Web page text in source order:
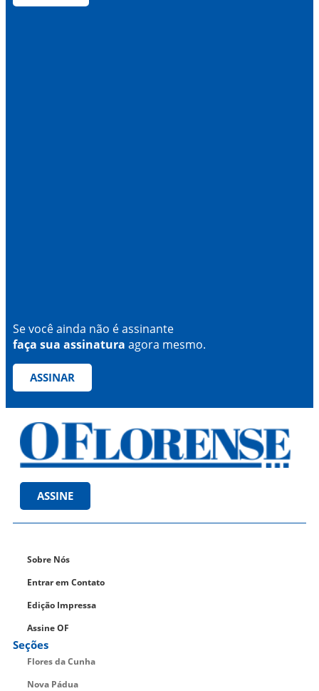
Se você ainda não é assinante
faça sua assinatura agora mesmo.
ASSINAR
ASSINE
Sobre Nós
Entrar em Contato
Edição Impressa
Assine OF
Seções
Flores da Cunha
Nova Pádua